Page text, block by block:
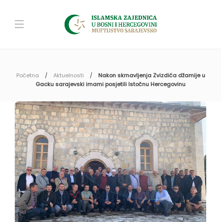
Početna Aktuelnosti
Nakon skrnavljenja Zvizdića džamije u
Gacku sarajevski imami posjetili Istočnu Hercegovinu